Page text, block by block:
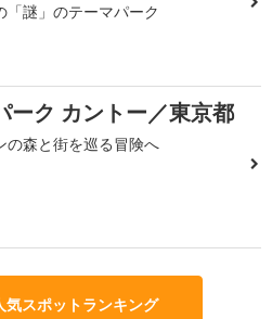
「謎」のテーマパーク
ーク カントー／東京都
の森と街を巡る冒険へ
気スポットランキング